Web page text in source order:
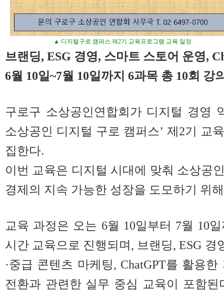
▲ 디지털구로 캠퍼스 제2기 교육프로그램 교육 일정
브랜딩, ESG 경영, 스마트 스토어 운영,
6월 10일~7월 10일까지 6과목 총 10회 강
구로구 소상공인연합회가 디지털 경영
소상공인 디지털 구로 캠퍼스’ 제2기 교
집한다.
이번 교육은 디지털 시대에 맞춰 소상공
경제의 지속 가능한 성장을 도모하기 위
교육 과정은 오는 6월 10일부터 7월 10
시간 교육으로 진행되며, 브랜딩, ESG 경
·중급 콘텐츠 마케팅, ChatGPT를 활용
전환과 관련한 실무 중심 교육이 포함